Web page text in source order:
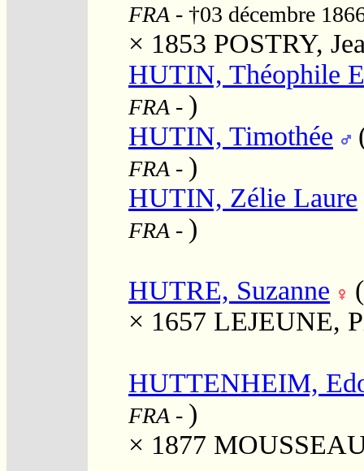
FRA - †03 décembre
× 1853 POSTRY,
HUTIN, Théophile
FRA - )
HUTIN, Timothée
FRA - )
HUTIN, Zélie Laure
FRA - )
HUTRE, Suzanne
× 1657 LEJEUNE,
HUTTENHEIM,
FRA - )
× 1877